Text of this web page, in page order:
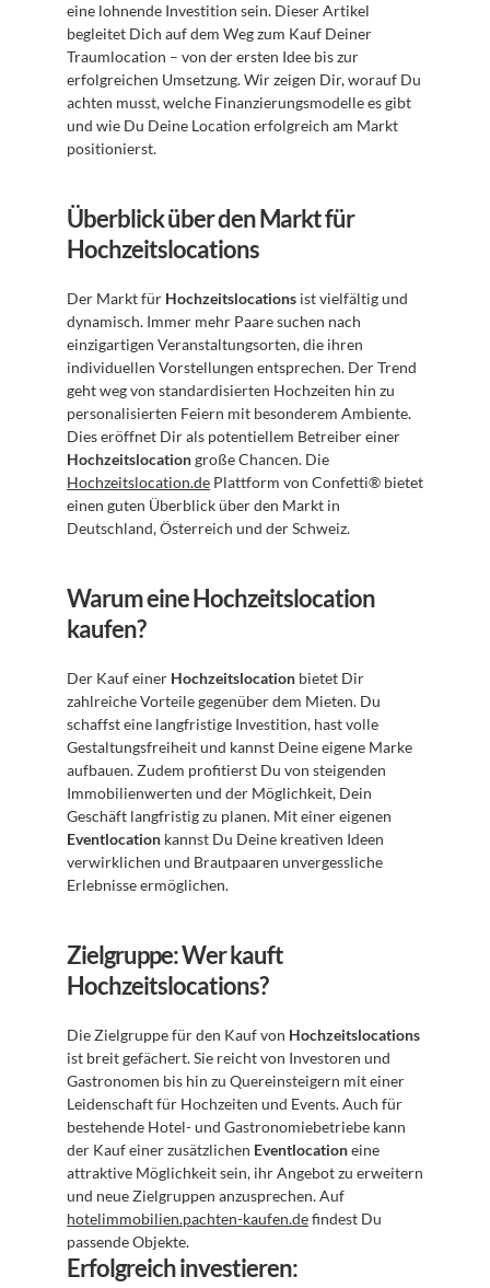
eine lohnende Investition sein. Dieser Artikel
begleitet Dich auf dem Weg zum Kauf Deiner
Traumlocation – von der ersten Idee bis zur
erfolgreichen Umsetzung. Wir zeigen Dir, worauf Du
achten musst, welche Finanzierungsmodelle es gibt
und wie Du Deine Location erfolgreich am Markt
positionierst.
Überblick über den Markt für
Hochzeitslocations
Der Markt für Hochzeitslocations ist vielfältig und
dynamisch. Immer mehr Paare suchen nach
einzigartigen Veranstaltungsorten, die ihren
individuellen Vorstellungen entsprechen. Der Trend
geht weg von standardisierten Hochzeiten hin zu
personalisierten Feiern mit besonderem Ambiente.
Hochzeitslocation
Hochzeitslocation.de Plattform von Confetti® bietet
einen guten Überblick über den Markt in
Deutschland, Österreich und der Schweiz.
Warum eine Hochzeitslocation
kaufen?
Der Kauf einer Hochzeitslocation bietet Dir
zahlreiche Vorteile gegenüber dem Mieten. Du
schaffst eine langfristige Investition, hast volle
Gestaltungsfreiheit und kannst Deine eigene Marke
aufbauen. Zudem profitierst Du von steigenden
Immobilienwerten und der Möglichkeit, Dein
Eventlocation kannst Du Deine kreativen Ideen
verwirklichen und Brautpaaren unvergessliche
Erlebnisse ermöglichen.
Zielgruppe: Wer kauft
Hochzeitslocations?
Die Zielgruppe für den Kauf von Hochzeitslocations
ist breit gefächert. Sie reicht von Investoren und
Gastronomen bis hin zu Quereinsteigern mit einer
Leidenschaft für Hochzeiten und Events. Auch für
bestehende Hotel- und Gastronomiebetriebe kann
der Kauf einer zusätzlichen Eventlocation eine
attraktive Möglichkeit sein, ihr Angebot zu erweitern
hotelimmobilien.pachten-kaufen.de findest Du
passende Objekte.
Erfolgreich investieren: